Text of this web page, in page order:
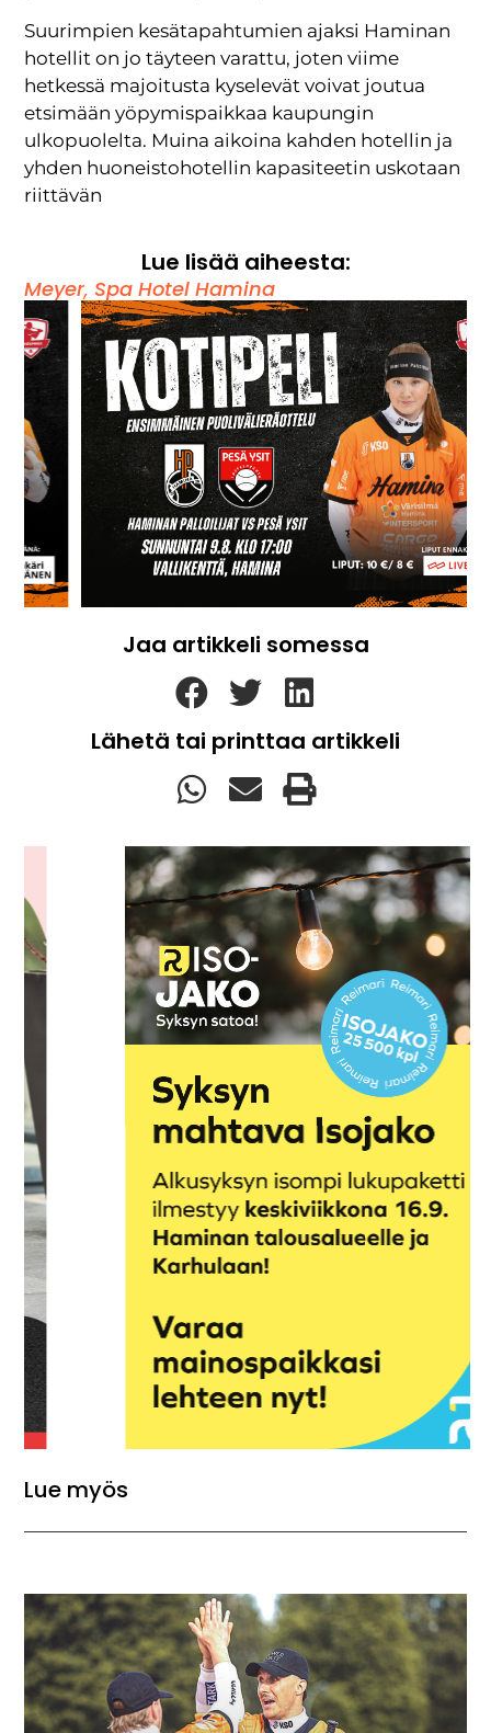
Suurimpien kesätapahtumien ajaksi Haminan
hotellit on jo täyteen varattu, joten viime
hetkessä majoitusta kyselevät voivat joutua
etsimään yöpymispaikkaa kaupungin
ulkopuolelta. Muina aikoina kahden hotellin ja
yhden huoneistohotellin kapasiteetin uskotaan
riittävän
Lue lisää aiheesta:
Meyer, Spa Hotel Hamina
Jaa artikkeli somessa
Lähetä tai printtaa artikkeli
Lue myös